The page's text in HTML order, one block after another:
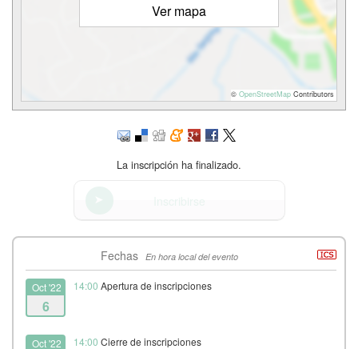
Ver mapa
© OpenStreetMap Contributors
La inscripción ha finalizado.
Fechas En hora local del evento
Oct '22
6
14:00 Apertura de inscripciones
Oct '22 14:00 Cierre de inscripciones